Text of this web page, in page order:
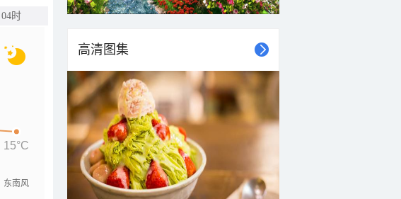
04时
东南风
15°C
高清图集